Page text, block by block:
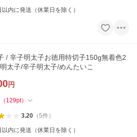
内に発送（休業日を除く）
/ 辛子明太子お徳用特切子150g無着色2
太子/辛子明太子/めんたいこ
円
（ 129pt）
3.20（5件）
内に発送（休業日を除く）